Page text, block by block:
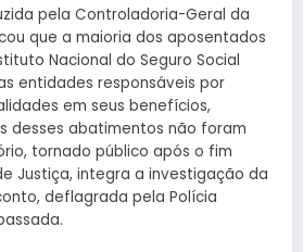
pela Controladoria-Geral da
que a maioria dos aposentados
Nacional do Seguro Social
entidades responsáveis por
em seus benefícios,
desses abatimentos não foram
tornado público após o fim
Justiça, integra a investigação da
deflagrada pela Polícia